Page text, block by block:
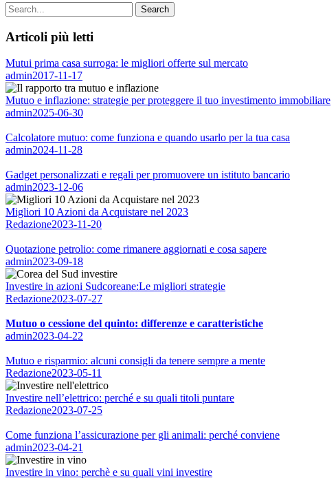
Articoli più letti
Mutui prima casa surroga: le migliori offerte sul mercato
admin2017-11-17
Mutuo e inflazione: strategie per proteggere il tuo investimento immobiliare
admin2025-06-30
Calcolatore mutuo: come funziona e quando usarlo per la tua casa
admin2024-11-28
Gadget personalizzati e regali per promuovere un istituto bancario
admin2023-12-06
Migliori 10 Azioni da Acquistare nel 2023
Redazione2023-11-20
Quotazione petrolio: come rimanere aggiornati e cosa sapere
admin2023-09-18
Investire in azioni Sudcoreane:Le migliori strategie
Redazione2023-07-27
Mutuo o cessione del quinto: differenze e caratteristiche
admin2023-04-22
Mutuo e risparmio: alcuni consigli da tenere sempre a mente
Redazione2023-05-11
Investire nell’elettrico: perché e su quali titoli puntare
Redazione2023-07-25
Come funziona l’assicurazione per gli animali: perché conviene
admin2023-04-21
Investire in vino: perchè e su quali vini investire